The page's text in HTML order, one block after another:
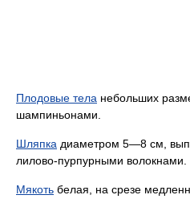
Плодовые тела небольших
шампиньонами.
Шляпка диаметром 5—8 см,
лилово-пурпурными волокнами.
Мякоть белая, на срезе